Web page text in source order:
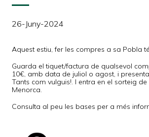
26-Juny-2024
Aquest estiu, fer les compres a sa Pobla
Guarda el tiquet/factura de qualsevol
10€, amb data de juliol o agost, i
Tants com vulguis!. I entra en el sorteig
Menorca.
Consulta al peu les bases per a més